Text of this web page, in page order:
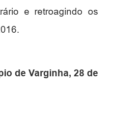
e retroagindo os
de Varginha, 28 de